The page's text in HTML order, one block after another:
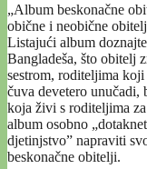
„Album beskonačne
obične i neobične
Listajući album
Bangladeša, što obitelj
sestrom, roditeljima
čuva devetero
koja živi s roditeljima
album osobno
djetinjstvo” napraviti
beskonačne obitelji.